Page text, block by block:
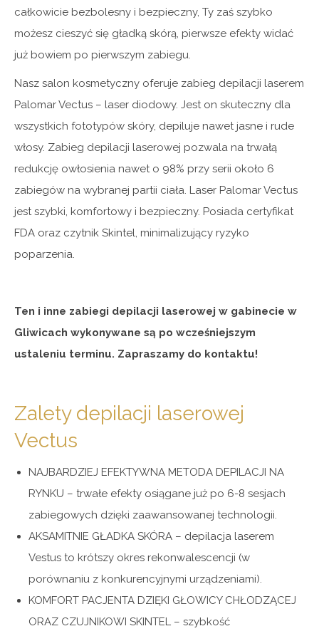
całkowicie bezbolesny i bezpieczny, Ty zaś szybko
możesz cieszyć się gładką skórą, pierwsze efekty widać
już bowiem po pierwszym zabiegu.
Nasz salon kosmetyczny oferuje zabieg depilacji laserem
Palomar Vectus – laser diodowy. Jest on skuteczny dla
wszystkich fototypów skóry, depiluje nawet jasne i rude
włosy. Zabieg depilacji laserowej pozwala na trwałą
redukcję owłosienia nawet o 98% przy serii około 6
zabiegów na wybranej partii ciała. Laser Palomar Vectus
jest szybki, komfortowy i bezpieczny. Posiada certyfikat
FDA oraz czytnik Skintel, minimalizujący ryzyko
poparzenia.
Ten i inne zabiegi depilacji laserowej w gabinecie w
Gliwicach wykonywane są po wcześniejszym
ustaleniu terminu. Zapraszamy do kontaktu!
Zalety depilacji laserowej
Vectus
NAJBARDZIEJ EFEKTYWNA METODA DEPILACJI NA
RYNKU – trwałe efekty osiągane już po 6-8 sesjach
zabiegowych dzięki zaawansowanej technologii.
AKSAMITNIE GŁADKA SKÓRA – depilacja laserem
Vestus to krótszy okres rekonwalescencji (w
porównaniu z konkurencyjnymi urządzeniami).
KOMFORT PACJENTA DZIĘKI GŁOWICY CHŁODZĄCEJ
ORAZ CZUJNIKOWI SKINTEL – szybkość